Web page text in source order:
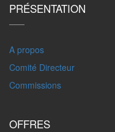
PRÉSENTATION
A propos
Comité Directeur
Commissions
OFFRES